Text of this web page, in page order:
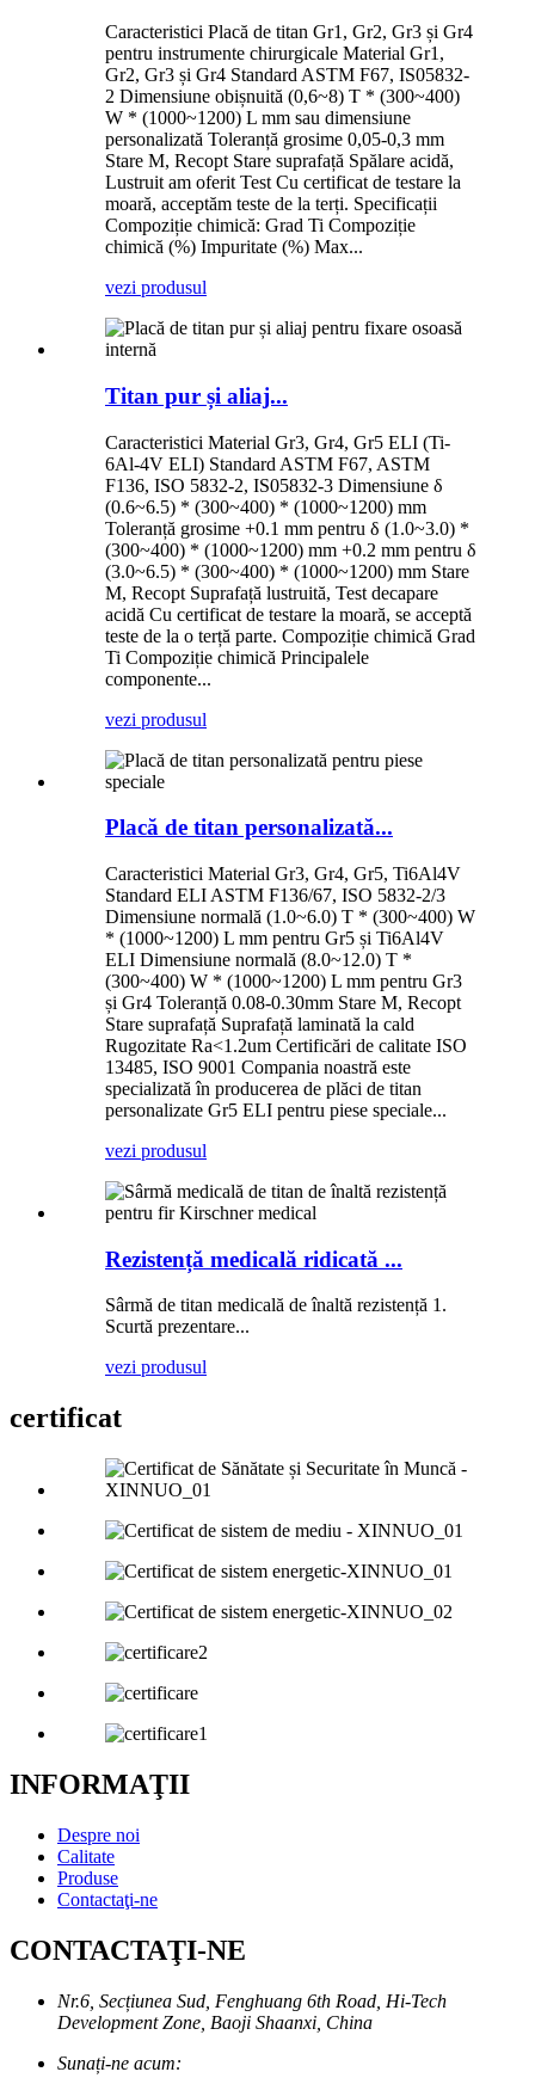
Caracteristici Placă de titan Gr1, Gr2, Gr3 și Gr4
pentru instrumente chirurgicale Material Gr1,
Gr2, Gr3 și Gr4 Standard ASTM F67, IS05832-
2 Dimensiune obișnuită (0,6~8) T * (300~400)
W * (1000~1200) L mm sau dimensiune
personalizată Toleranță grosime 0,05-0,3 mm
Stare M, Recopt Stare suprafață Spălare acidă,
Lustruit am oferit Test Cu certificat de testare la
moară, acceptăm teste de la terți. Specificații
Compoziție chimică: Grad Ti Compoziție
chimică (%) Impuritate (%) Max...
vezi produsul
Titan pur și aliaj...
Caracteristici Material Gr3, Gr4, Gr5 ELI (Ti-
6Al-4V ELI) Standard ASTM F67, ASTM
F136, ISO 5832-2, IS05832-3 Dimensiune δ
(0.6~6.5) * (300~400) * (1000~1200) mm
Toleranță grosime +0.1 mm pentru δ (1.0~3.0) *
(300~400) * (1000~1200) mm +0.2 mm pentru δ
(3.0~6.5) * (300~400) * (1000~1200) mm Stare
M, Recopt Suprafață lustruită, Test decapare
acidă Cu certificat de testare la moară, se acceptă
teste de la o terță parte. Compoziție chimică Grad
Ti Compoziție chimică Principalele
componente...
vezi produsul
Placă de titan personalizată...
Caracteristici Material Gr3, Gr4, Gr5, Ti6Al4V
Standard ELI ASTM F136/67, ISO 5832-2/3
Dimensiune normală (1.0~6.0) T * (300~400) W
* (1000~1200) L mm pentru Gr5 și Ti6Al4V
ELI Dimensiune normală (8.0~12.0) T *
(300~400) W * (1000~1200) L mm pentru Gr3
și Gr4 Toleranță 0.08-0.30mm Stare M, Recopt
Stare suprafață Suprafață laminată la cald
Rugozitate Ra<1.2um Certificări de calitate ISO
13485, ISO 9001 Compania noastră este
specializată în producerea de plăci de titan
personalizate Gr5 ELI pentru piese speciale...
vezi produsul
Rezistență medicală ridicată ...
Sârmă de titan medicală de înaltă rezistență 1.
Scurtă prezentare...
vezi produsul
certificat
INFORMAŢII
Despre noi
Calitate
Produse
Contactaţi-ne
CONTACTAŢI-NE
Nr.6, Secțiunea Sud, Fenghuang 6th Road, Hi-Tech
Development Zone, Baoji Shaanxi, China
Sunați-ne acum: